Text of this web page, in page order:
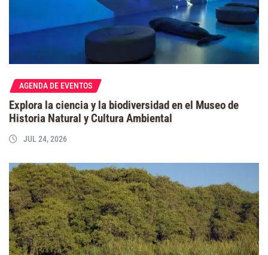
AGENDA DE EVENTOS
Explora la ciencia y la biodiversidad en el Museo de
Historia Natural y Cultura Ambiental
JUL 24, 2026